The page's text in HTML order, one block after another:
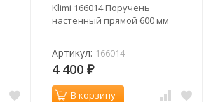
Klimi 166014 Поручень
настенный прямой 600 мм
Артикул: 166014
4 400 ₽
В корзину